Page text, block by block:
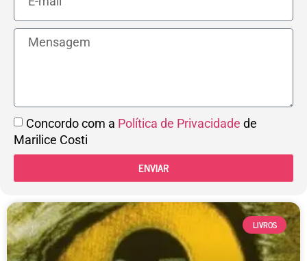
Concordo com a Política de Privacidade de
Marilice Costi
ENVIAR
LIVROS